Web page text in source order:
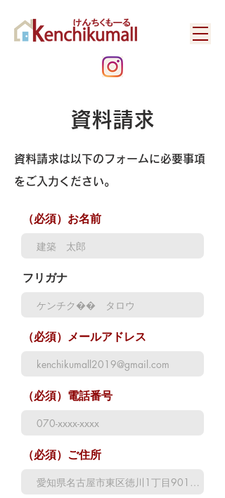
​資料請求
資料請求は以下のフォームに必要事項
をご入力ください。
（必須）お名前
フリガナ
（必須）メールアドレス
（必須）電話番号
（必須）ご住所